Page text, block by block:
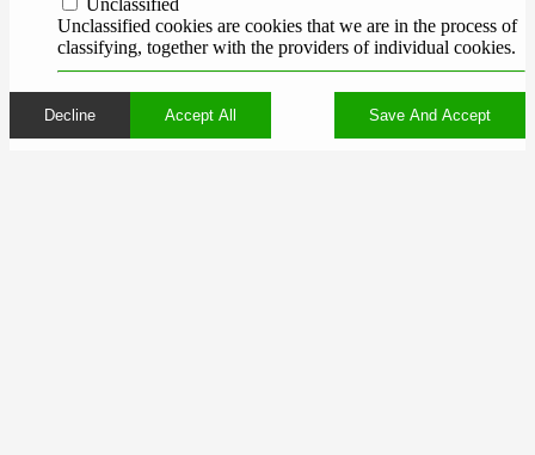
Unclassified cookies are cookies that we are in the process of
classifying, together with the providers of individual cookies.
Decline Accept All Save And Accept